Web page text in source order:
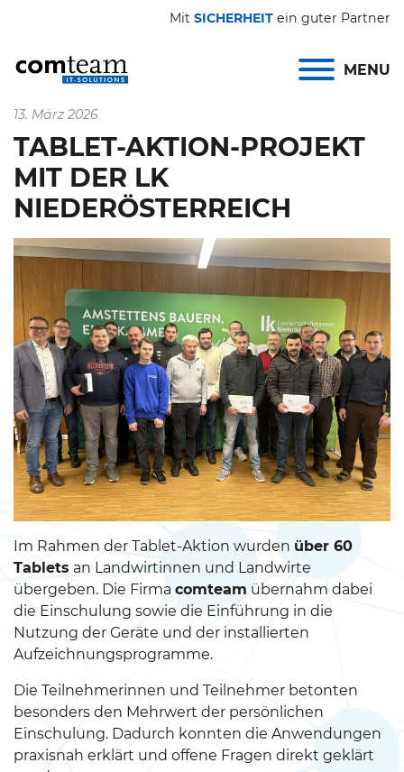
Mit SICHERHEIT ein guter Partner
MENU
13. März 2026
TABLET-AKTION-PROJEKT
MIT DER LK
NIEDERÖSTERREICH
Im Rahmen der Tablet-Aktion wurden über 60
Tablets an Landwirtinnen und Landwirte
übergeben. Die Firma comteam übernahm dabei
die Einschulung sowie die Einführung in die
Nutzung der Geräte und der installierten
Aufzeichnungsprogramme.
Die Teilnehmerinnen und Teilnehmer betonten
besonders den Mehrwert der persönlichen
Einschulung. Dadurch konnten die Anwendungen
praxisnah erklärt und offene Fragen direkt geklärt